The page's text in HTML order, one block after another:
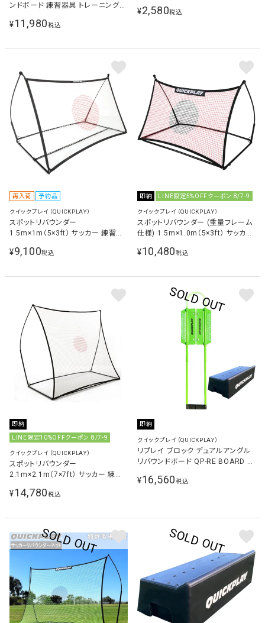
ンドボード 練習器具 トレーニング用
¥11,980税込
カー 練習用品 イエロー QP-HDL6P
¥2,580税込
再入荷 予約品
クイックプレイ（QUICKPLAY）
スポットリバウンダー
1.5m×1m（5×3ft） サッカー 練習器
¥9,100税込
即納 LINE限定5%OFFクーポン 8/7-9
クイックプレイ（QUICKPLAY）
スポットリバウンダー (重量フレーム
仕様) 1.5m×1.0m（5×3ft） サッカー
¥10,480税込
即納
LINE限定10%OFFクーポン 8/7-9
クイックプレイ（QUICKPLAY）
スポットリバウンダー
2.1m×2.1m（7×7ft） サッカー 練習
¥14,780税込
即納
クイックプレイ（QUICKPLAY）
リプレイ ブロック デュアルアングル
リバウンドボード QP-RE BOARD ＆
ステム QP-DF 計2点セット
¥16,560税込